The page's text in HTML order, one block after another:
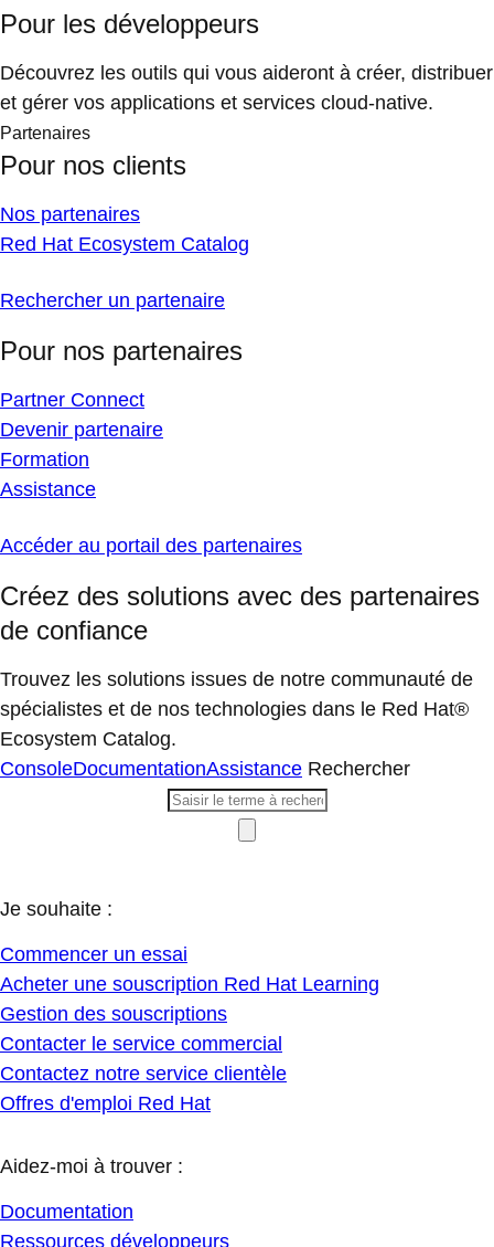
Pour les développeurs
Découvrez les outils qui vous aideront à créer, distribuer
et gérer vos applications et services cloud-native.
Partenaires
Pour nos clients
Nos partenaires
Red Hat Ecosystem Catalog
Rechercher un partenaire
Pour nos partenaires
Partner Connect
Devenir partenaire
Formation
Assistance
Accéder au portail des partenaires
Créez des solutions avec des partenaires
de confiance
Trouvez les solutions issues de notre communauté de
spécialistes et de nos technologies dans le Red Hat®
Ecosystem Catalog.
ConsoleDocumentationAssistance Rechercher
Je souhaite :
Commencer un essai
Acheter une souscription Red Hat Learning
Gestion des souscriptions
Contacter le service commercial
Contactez notre service clientèle
Offres d'emploi Red Hat
Aidez-moi à trouver :
Documentation
Ressources développeurs